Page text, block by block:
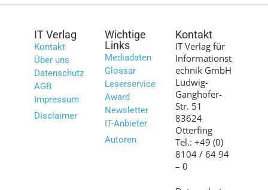
IT Verlag
Kontakt
Über uns
Datenschutz
AGB
Impressum
Disclaimer
Wichtige
Links
Mediadaten
Glossar
Leserservice
Award
Newsletter
IT-Anbieter
Autoren
Kontakt
IT Verlag für
Informationst
echnik GmbH
Ludwig-
Ganghofer-
Str. 51
83624
Otterfing
Tel.: +49 (0)
8104 / 64 94
– 0